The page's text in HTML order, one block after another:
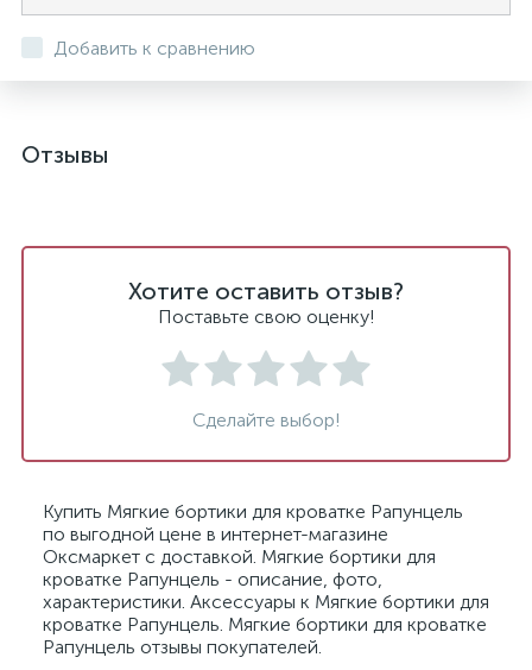
Добавить к сравнению
Отзывы
Хотите оставить отзыв?
Поставьте свою оценку!
Сделайте выбор!
Купить Мягкие бортики для кроватке Рапунцель
по выгодной цене в интернет-магазине
Оксмаркет с доставкой. Мягкие бортики для
кроватке Рапунцель - описание, фото,
характеристики. Аксессуары к Мягкие бортики для
кроватке Рапунцель. Мягкие бортики для кроватке
Рапунцель отзывы покупателей.